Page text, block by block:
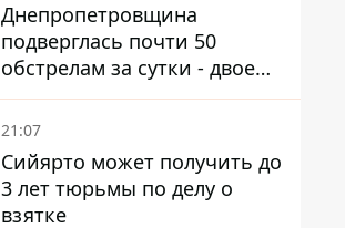
Днепропетровщина
подверглась почти 50
обстрелам за сутки - двое
погибших, шесть
пострадавших
21:07
Сийярто может получить до
3 лет тюрьмы по делу о
взятке